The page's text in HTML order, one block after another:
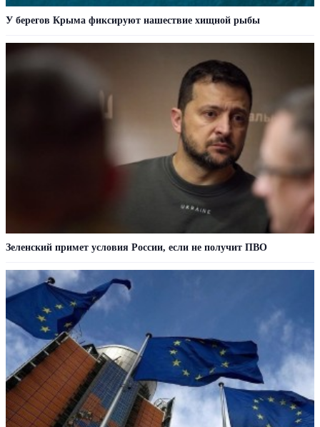
У берегов Крыма фиксируют нашествие хищной рыбы
Зеленский примет условия России, если не получит ПВО